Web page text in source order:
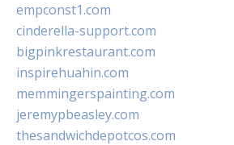
empconst1.com
cinderella-support.com
bigpinkrestaurant.com
inspirehuahin.com
memmingerspainting.com
jeremypbeasley.com
thesandwichdepotcos.com